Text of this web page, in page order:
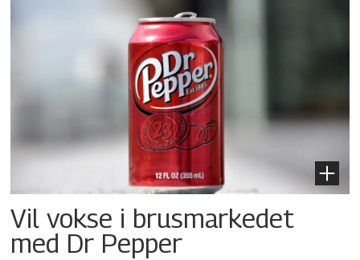
Vil vokse i brusmarkedet
med Dr Pepper